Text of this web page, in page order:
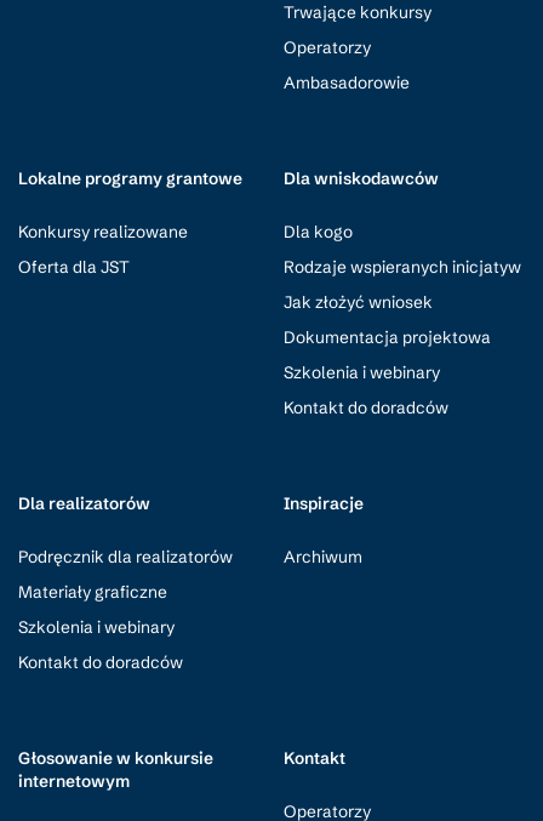
Trwające konkursy
Operatorzy
Ambasadorowie
Lokalne programy grantowe
Konkursy realizowane
Oferta dla JST
Dla wniskodawców
Dla kogo
Rodzaje wspieranych inicjatyw
Jak złożyć wniosek
Dokumentacja projektowa
Szkolenia i webinary
Kontakt do doradców
Dla realizatorów
Podręcznik dla realizatorów
Materiały graficzne
Szkolenia i webinary
Kontakt do doradców
Inspiracje
Archiwum
Głosowanie w konkursie
internetowym
Kontakt
Operatorzy